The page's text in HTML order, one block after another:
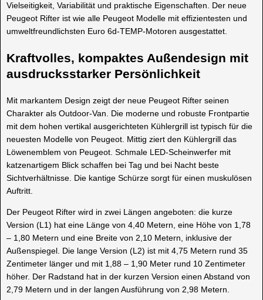
Vielseitigkeit, Variabilität und praktische Eigenschaften. Der neue
Peugeot Rifter ist wie alle Peugeot Modelle mit effizientesten und
umweltfreundlichsten Euro 6d-TEMP-Motoren ausgestattet.
Kraftvolles, kompaktes Außendesign mit
ausdrucksstarker Persönlichkeit
Mit markantem Design zeigt der neue Peugeot Rifter seinen
Charakter als Outdoor-Van. Die moderne und robuste Frontpartie
mit dem hohen vertikal ausgerichteten Kühlergrill ist typisch für die
neuesten Modelle von Peugeot. Mittig ziert den Kühlergrill das
Löwenemblem von Peugeot. Schmale LED-Scheinwerfer mit
katzenartigem Blick schaffen bei Tag und bei Nacht beste
Sichtverhältnisse. Die kantige Schürze sorgt für einen muskulösen
Auftritt.
Der Peugeot Rifter wird in zwei Längen angeboten: die kurze
Version (L1) hat eine Länge von 4,40 Metern, eine Höhe von 1,78
– 1,80 Metern und eine Breite von 2,10 Metern, inklusive der
Außenspiegel. Die lange Version (L2) ist mit 4,75 Metern rund 35
Zentimeter länger und mit 1,88 – 1,90 Meter rund 10 Zentimeter
höher. Der Radstand hat in der kurzen Version einen Abstand von
2,79 Metern und in der langen Ausführung von 2,98 Metern.